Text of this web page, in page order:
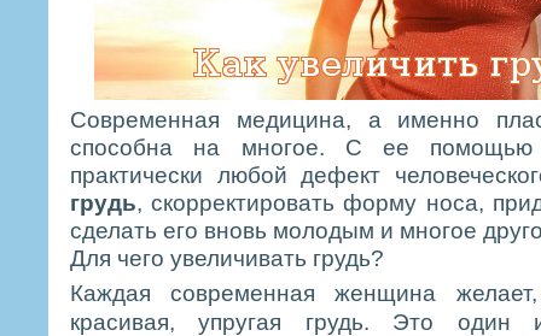
Современная медицина, а именно
способна на многое. С ее помощью
практически любой дефект
грудь, скорректировать форму носа,
сделать его вновь молодым и многое
Для чего увеличивать грудь?
Каждая современная женщина
красивая, упругая грудь. Это